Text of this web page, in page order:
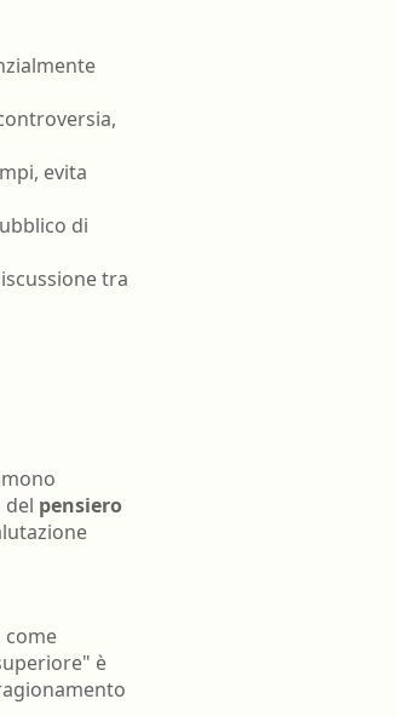
Veterinario - Igiene prod., trasf.,
alimenti di origine animale e
evita
di
tra
del pensiero
come
è